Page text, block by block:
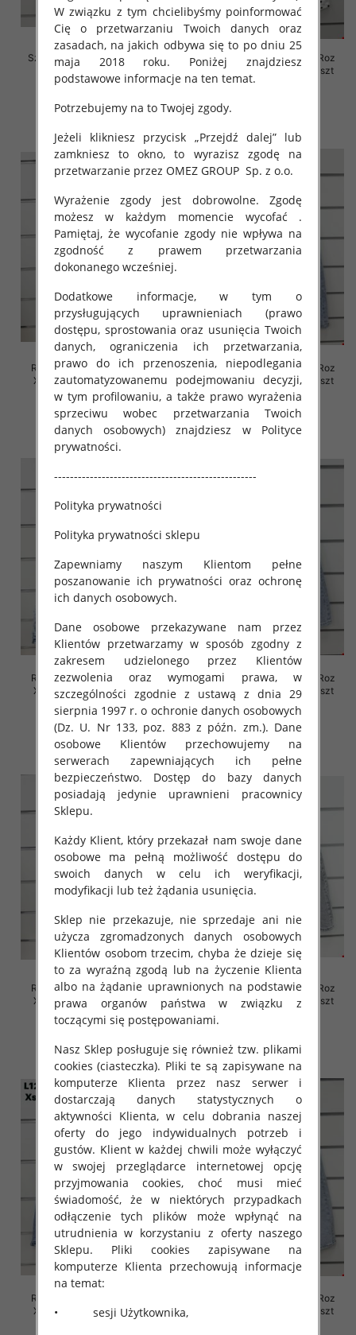
Szorty damskie jeansy Roz XS-
XL, 1 Kolor Paczka 10 szt
szczegóły
Rybaczki damskie jeansy Roz
XS-XL, 1 Kolor Paczka 10 szt
Rybaczki damskie jeansy Roz
XS-XL, 1 Kolor Paczka 10 szt
54.00 zł
szczegóły
Rybaczki damskie jeansy Roz
XS-XL, 1 Kolor Paczka 10 szt
52.00 zł
szczegóły
Rybaczki damskie jeansy Roz
XS-XL, 1 Kolor Paczka 10 szt
46.00 zł
szczegóły
Rybaczki damskie jeansy Roz
XS-XL, 1 Kolor Paczka 10 szt
46.00 zł
szczegóły
Rybaczki damskie jeansy Roz
XS-XL, 1 Kolor Paczka 10 szt
46.00 zł
szczegóły
Rybaczki damskie jeansy Roz
XS-XL, 1 Kolor Paczka 10 szt
szczegóły
Rybaczki damskie jeansy Roz
XS-XL, 1 Kolor Paczka 10 szt
Rybaczki damskie jeansy Roz
XS-XL, 1 Kolor Paczka 10 szt
W związku z tym chcielibyśmy poinformować
Cię o przetwarzaniu Twoich danych oraz
zasadach, na jakich odbywa się to po dniu 25
maja 2018 roku. Poniżej znajdziesz
podstawowe informacje na ten temat.
Potrzebujemy na to Twojej zgody.
Jeżeli klikniesz przycisk „Przejdź dalej” lub
zamkniesz to okno, to wyrazisz zgodę na
przetwarzanie przez OMEZ GROUP Sp. z o.o.
Wyrażenie zgody jest dobrowolne. Zgodę
możesz w każdym momencie wycofać .
Pamiętaj, że wycofanie zgody nie wpływa na
zgodność z prawem przetwarzania
dokonanego wcześniej.
Dodatkowe informacje, w tym o
przysługujących uprawnieniach (prawo
dostępu, sprostowania oraz usunięcia Twoich
danych, ograniczenia ich przetwarzania,
prawo do ich przenoszenia, niepodlegania
zautomatyzowanemu podejmowaniu decyzji,
w tym profilowaniu, a także prawo wyrażenia
sprzeciwu wobec przetwarzania Twoich
danych osobowych) znajdziesz w Polityce
prywatności.
---------------------------------------------------
Polityka prywatności
Polityka prywatności sklepu
Zapewniamy naszym Klientom pełne
poszanowanie ich prywatności oraz ochronę
ich danych osobowych.
Dane osobowe przekazywane nam przez
Klientów przetwarzamy w sposób zgodny z
zakresem udzielonego przez Klientów
zezwolenia oraz wymogami prawa, w
szczególności zgodnie z ustawą z dnia 29
sierpnia 1997 r. o ochronie danych osobowych
(Dz. U. Nr 133, poz. 883 z późn. zm.). Dane
osobowe Klientów przechowujemy na
serwerach zapewniających ich pełne
bezpieczeństwo. Dostęp do bazy danych
posiadają jedynie uprawnieni pracownicy
Sklepu.
Każdy Klient, który przekazał nam swoje dane
osobowe ma pełną możliwość dostępu do
swoich danych w celu ich weryfikacji,
modyfikacji lub też żądania usunięcia.
Sklep nie przekazuje, nie sprzedaje ani nie
użycza zgromadzonych danych osobowych
Klientów osobom trzecim, chyba że dzieje się
to za wyraźną zgodą lub na życzenie Klienta
albo na żądanie uprawnionych na podstawie
prawa organów państwa w związku z
toczącymi się postępowaniami.
Nasz Sklep posługuje się również tzw. plikami
cookies (ciasteczka). Pliki te są zapisywane na
komputerze Klienta przez nasz serwer i
dostarczają danych statystycznych o
aktywności Klienta, w celu dobrania naszej
oferty do jego indywidualnych potrzeb i
gustów. Klient w każdej chwili może wyłączyć
w swojej przeglądarce internetowej opcję
przyjmowania cookies, choć musi mieć
świadomość, że w niektórych przypadkach
odłączenie tych plików może wpłynąć na
utrudnienia w korzystaniu z oferty naszego
Sklepu. Pliki cookies zapisywane na
komputerze Klienta przechowują informacje
na temat:
• sesji Użytkownika,